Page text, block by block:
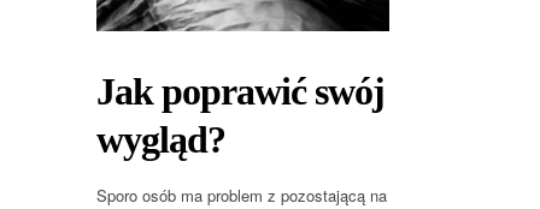
Jak poprawić swój
wygląd?
Sporo osób ma problem z pozostającą na